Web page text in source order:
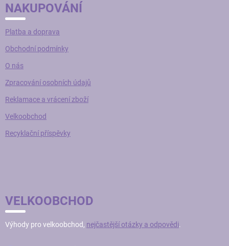
NAKUPOVÁNÍ
Platba a doprava
Obchodní podmínky
O nás
Zpracování osobních údajů
Reklamace a vrácení zboží
Velkoobchod
Recyklační příspěvky
VELKOOBCHOD
Výhody pro velkoobchod, nejčastější otázky a odpovědi.